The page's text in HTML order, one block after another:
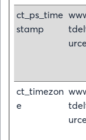
ct_ps_time
stamp
ct_timezon
e